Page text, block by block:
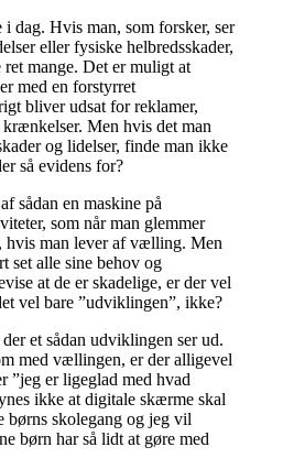
i dag. Hvis man, som forsker, ser
eller fysiske helbredsskader,
mange. Det er muligt at
med en forstyrret
bliver udsat for reklamer,
Men hvis det man
og lidelser, finde man ikke
så evidens for?
sådan en maskine på
som når man glemmer
hvis man lever af vælling. Men
set alle sine behov og
at de er skadelige, er der vel
vel bare ”udviklingen”, ikke?
et sådan udviklingen ser ud.
med vællingen, er der alligevel
”jeg er ligeglad med hvad
ikke at digitale skærme skal
børns skolegang og jeg vil
børn har så lidt at gøre med